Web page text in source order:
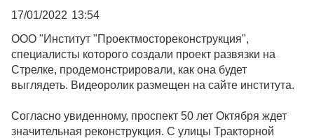
17/01/2022 13:54
ООО "Институт "Проектмостореконструкция",
специалисты которого создали проект развязки на
Стрелке, продемонстрировали, как она будет
выглядеть. Видеоролик размещен на сайте института.
Согласно увиденному, проспект 50 лет Октября ждет
значительная реконструкция. С улицы Тракторной